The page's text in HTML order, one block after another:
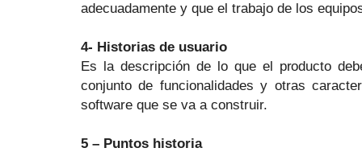
adecuadamente y que el trabajo de los
4- Historias de usuario
Es la descripción de lo que el producto
conjunto de funcionalidades y otras
software que se va a construir.
5 – Puntos historia